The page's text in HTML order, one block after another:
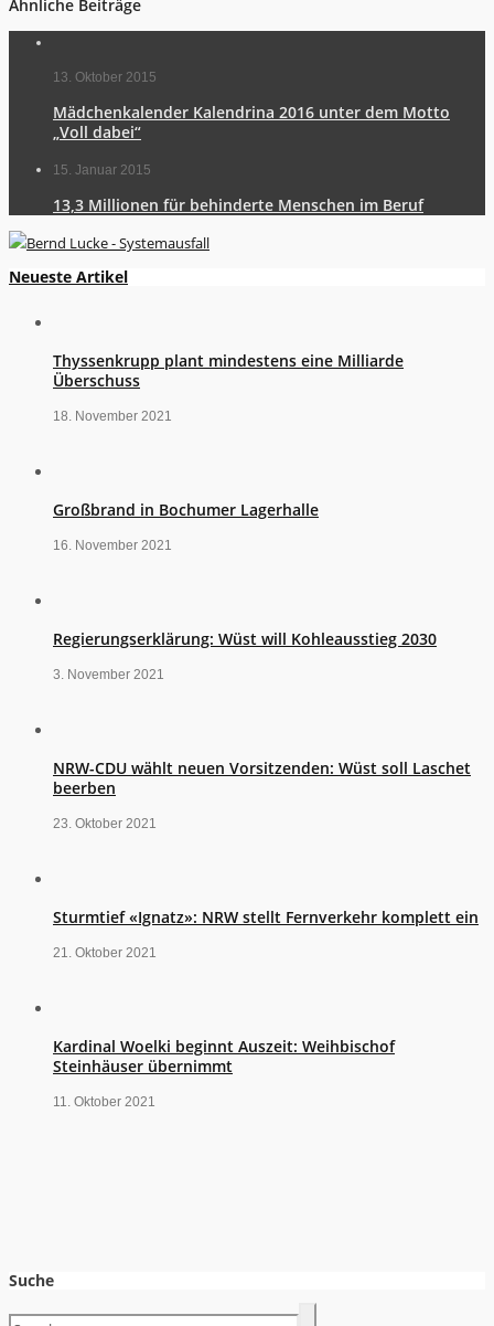
Ähnliche Beiträge
13. Oktober 2015
Mädchenkalender Kalendrina 2016 unter dem Motto
„Voll dabei“
15. Januar 2015
13,3 Millionen für behinderte Menschen im Beruf
Neueste Artikel
Thyssenkrupp plant mindestens eine Milliarde
Überschuss
18. November 2021
Großbrand in Bochumer Lagerhalle
16. November 2021
Regierungserklärung: Wüst will Kohleausstieg 2030
3. November 2021
NRW-CDU wählt neuen Vorsitzenden: Wüst soll Laschet
beerben
23. Oktober 2021
Sturmtief «Ignatz»: NRW stellt Fernverkehr komplett ein
21. Oktober 2021
Kardinal Woelki beginnt Auszeit: Weihbischof
Steinhäuser übernimmt
11. Oktober 2021
Suche